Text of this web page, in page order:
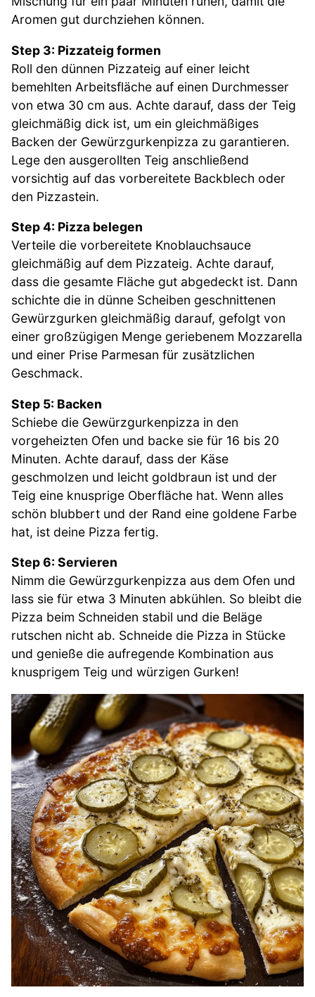
Aromen gut durchziehen können.
Step 3: Pizzateig formen
Roll den dünnen Pizzateig auf einer leicht
bemehlten Arbeitsfläche auf einen Durchmesser
von etwa 30 cm aus. Achte darauf, dass der Teig
gleichmäßig dick ist, um ein gleichmäßiges
Backen der Gewürzgurkenpizza zu garantieren.
Lege den ausgerollten Teig anschließend
vorsichtig auf das vorbereitete Backblech oder
den Pizzastein.
Step 4: Pizza belegen
Verteile die vorbereitete Knoblauchsauce
gleichmäßig auf dem Pizzateig. Achte darauf,
dass die gesamte Fläche gut abgedeckt ist. Dann
schichte die in dünne Scheiben geschnittenen
Gewürzgurken gleichmäßig darauf, gefolgt von
einer großzügigen Menge geriebenem Mozzarella
und einer Prise Parmesan für zusätzlichen
Geschmack.
Step 5: Backen
Schiebe die Gewürzgurkenpizza in den
vorgeheizten Ofen und backe sie für 16 bis 20
Minuten. Achte darauf, dass der Käse
geschmolzen und leicht goldbraun ist und der
Teig eine knusprige Oberfläche hat. Wenn alles
schön blubbert und der Rand eine goldene Farbe
hat, ist deine Pizza fertig.
Step 6: Servieren
Nimm die Gewürzgurkenpizza aus dem Ofen und
lass sie für etwa 3 Minuten abkühlen. So bleibt die
Pizza beim Schneiden stabil und die Beläge
rutschen nicht ab. Schneide die Pizza in Stücke
und genieße die aufregende Kombination aus
knusprigem Teig und würzigen Gurken!